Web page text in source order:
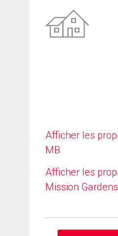
Afficher les
MB
Afficher les
Mission Gardens